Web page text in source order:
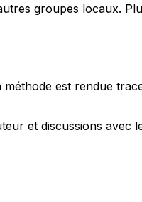
groupes locaux.
est rendue
et discussions avec